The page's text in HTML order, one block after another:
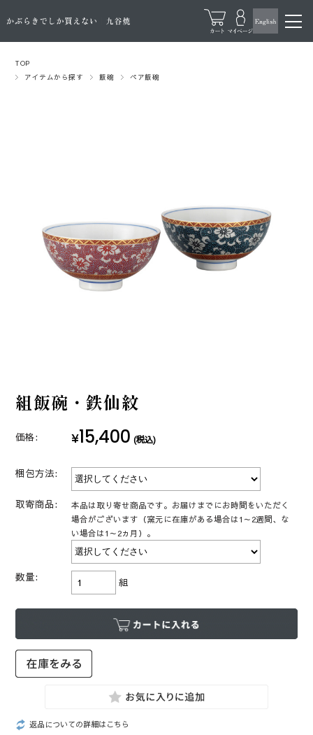
TOP
アイテムから探す
飯碗 ペア飯碗
組飯碗・鉄仙紋
価格: ¥15,400 (税込)
梱包方法:
取寄商品:
本品は取り寄せ商品です。お届けまでにお時間をいただく
場合がございます（窯元に在庫がある場合は1～2週間、な
い場合は1～2ヵ月）。
数量: 組
返品についての詳細はこちら